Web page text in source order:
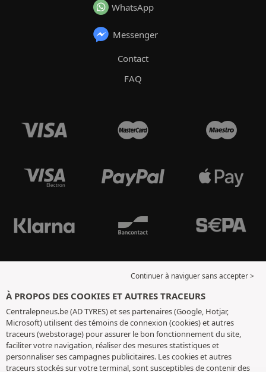
WhatsApp
Messenger
Contact
FAQ
Continuer à naviguer sans accepter >
À PROPOS DES COOKIES ET AUTRES TRACEURS
Centralepneus.be (AD TYRES) et ses partenaires (Google, Hotjar,
Microsoft) utilisent des témoins de connexion (cookies) et autres
traceurs (webstorage) pour assurer le bon fonctionnement du site,
faciliter votre navigation, réaliser des mesures statistiques et
personnaliser ses campagnes publicitaires. Les cookies et autres
traceurs stockés sur votre terminal, sont susceptibles de contenir des